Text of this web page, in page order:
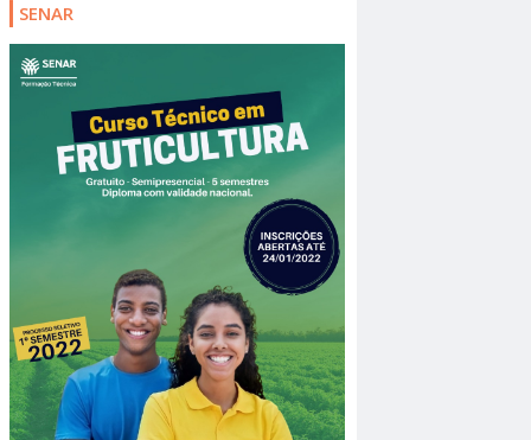
SENAR